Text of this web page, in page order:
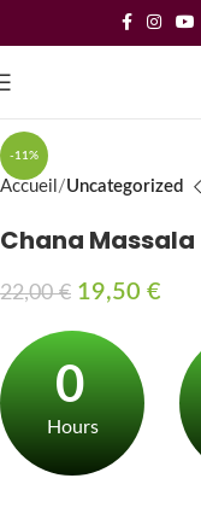
-11%
Accueil Uncategorized
Chana Massala
22,00€ 19,50 €
0
Hours